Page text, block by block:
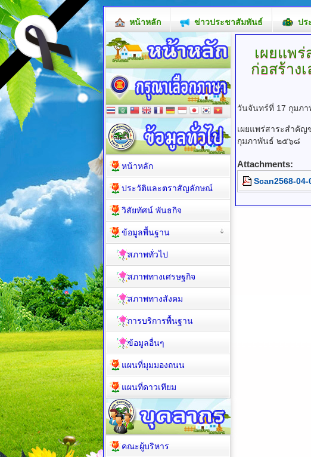
หน้าหลัก ข่าวประชาสัมพันธ์ ปร
เผยแพ
ก่อสร้าง
วันจันทร์ที่ 17 กุมภา
เผยแพร่สาระสำคั
กุมภาพันธ์ ๒๕๖๘
Attachments:
Scan2568-
หน้าหลัก
ประวัติและตราสัญลักษณ์
วิสัยทัศน์ พันธกิจ
ข้อมูลพื้นฐาน
สภาพทั่วไป
สภาพทางเศรษฐกิจ
สภาพทางสังคม
การบริการพื้นฐาน
ข้อมูลอื่นๆ
แผนที่มุมมองถนน
แผนที่ดาวเทียม
คณะผู้บริหาร